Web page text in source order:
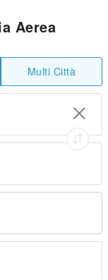
Aerea
Multi Città